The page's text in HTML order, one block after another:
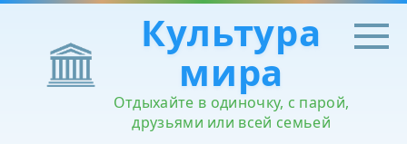
Перейти
контенту
Культура
мира
Отдыхайте в одиночку, с парой,
друзьями или всей семьей